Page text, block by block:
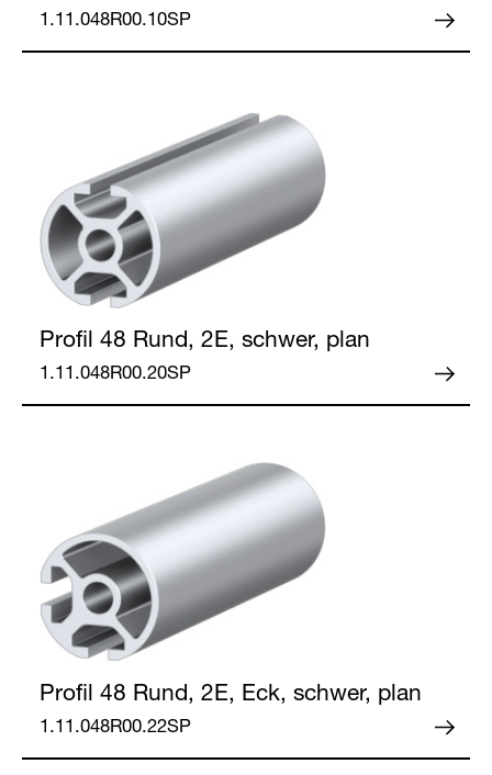
1.11.048R00.10SP
Profil 48 Rund, 2E, schwer, plan
1.11.048R00.20SP
Profil 48 Rund, 2E, Eck, schwer, plan
1.11.048R00.22SP